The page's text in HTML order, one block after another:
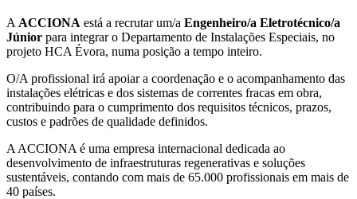
A ACCIONA está a recrutar um/a Engenheiro/a Eletrotécnico/a
Júnior para integrar o Departamento de Instalações Especiais, no
projeto HCA Évora, numa posição a tempo inteiro.
O/A profissional irá apoiar a coordenação e o acompanhamento das
instalações elétricas e dos sistemas de correntes fracas em obra,
contribuindo para o cumprimento dos requisitos técnicos, prazos,
custos e padrões de qualidade definidos.
A ACCIONA é uma empresa internacional dedicada ao
desenvolvimento de infraestruturas regenerativas e soluções
sustentáveis, contando com mais de 65.000 profissionais em mais de
40 países.